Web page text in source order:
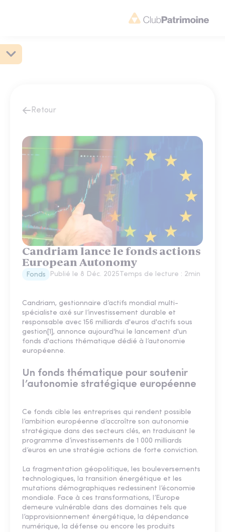
Retour
Candriam lance le fonds actions
European Autonomy
Fonds Publié le 8 Déc. 2025 Temps de lecture : 2min
Candriam, gestionnaire d’actifs mondial multi-
spécialiste axé sur l’investissement durable et
responsable avec 156 milliards d'euros d'actifs sous
gestion[1], annonce aujourd'hui le lancement d'un
fonds d'actions thématique dédié à l’autonomie
européenne.
Un fonds thématique pour soutenir
l’autonomie stratégique européenne
Ce fonds cible les entreprises qui rendent possible
l’ambition européenne d’accroître son autonomie
stratégique dans des secteurs clés, en traduisant le
programme d’investissements de 1 000 milliards
d’euros en une stratégie actions de forte conviction.
La fragmentation géopolitique, les bouleversements
technologiques, la transition énergétique et les
mutations démographiques redessinent l’économie
mondiale. Face à ces transformations, l’Europe
demeure vulnérable dans des domaines tels que
l’approvisionnement énergétique, la dépendance
numérique, la défense ou encore les produits